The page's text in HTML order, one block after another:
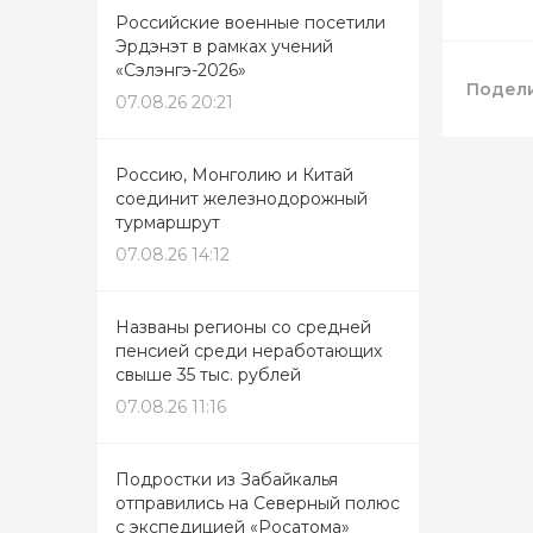
Российские военные посетили
Эрдэнэт в рамках учений
«Сэлэнгэ-2026»
07.08.26 20:21
Россию, Монголию и Китай
соединит железнодорожный
турмаршрут
07.08.26 14:12
Названы регионы со средней
пенсией среди неработающих
свыше 35 тыс. рублей
07.08.26 11:16
Подростки из Забайкалья
отправились на Северный полюс
с экспедицией «Росатома»